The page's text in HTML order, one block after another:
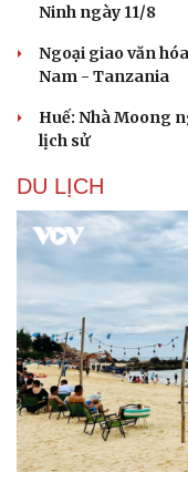
Văn hóa
Sân khấu - Điện ảnh
Văn học
Di sản
Ninh ngày 11/8
Ngoại giao văn
Nam - Tanzania
Huế: Nhà Moong
lịch sử
DU LỊCH